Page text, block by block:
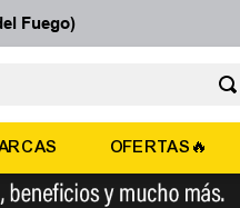
Fuego)
OFERTAS🔥